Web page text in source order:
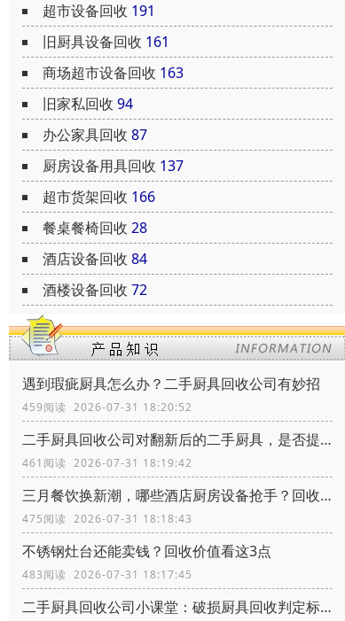
超市设备回收 191
旧厨具设备回收 161
商场超市设备回收 163
旧家私回收 94
办公家具回收 87
厨房设备用具回收 137
超市货架回收 166
餐桌餐椅回收 28
酒店设备回收 84
酒楼设备回收 72
遇到瑕疵厨具怎么办？二手厨具回收公司有妙招
459阅读 2026-07-31 18:20:52
二手厨具回收公司对翻新后的二手厨具，是否提供短期质量保障？
461阅读 2026-07-31 18:19:42
三月餐饮换新潮，哪些酒店厨房设备抢手？回收价更高！
475阅读 2026-07-31 18:18:43
不锈钢灶台还能卖钱？回收价值看这3点
483阅读 2026-07-31 18:17:45
二手厨具回收公司小课堂：破损厨具回收判定标准